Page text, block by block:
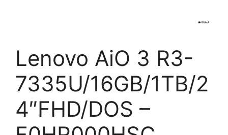
Lenovo AiO 3 R3-
7335U/16GB/1TB/2
4″FHD/DOS –